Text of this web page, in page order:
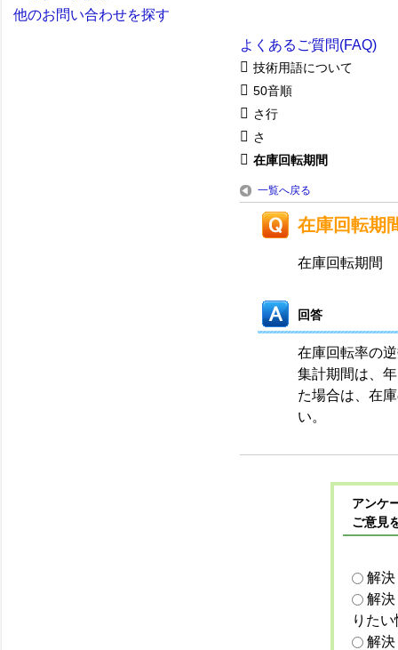
他のお問い合わせを探す
よくあるご質問(FAQ)
技術用語について
50音順
さ行
さ
在庫回転期間
一覧へ戻る
在庫回転期
在庫回転期間
回答
在庫回転率の
集計期間は、
た場合は、在
い。
アンケ
ご意見
解
解
りた
解